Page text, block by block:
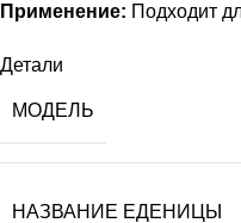
Применение: Подходит
Детали
МОДЕЛЬ
НАЗВАНИЕ ЕДЕНИЦЫ